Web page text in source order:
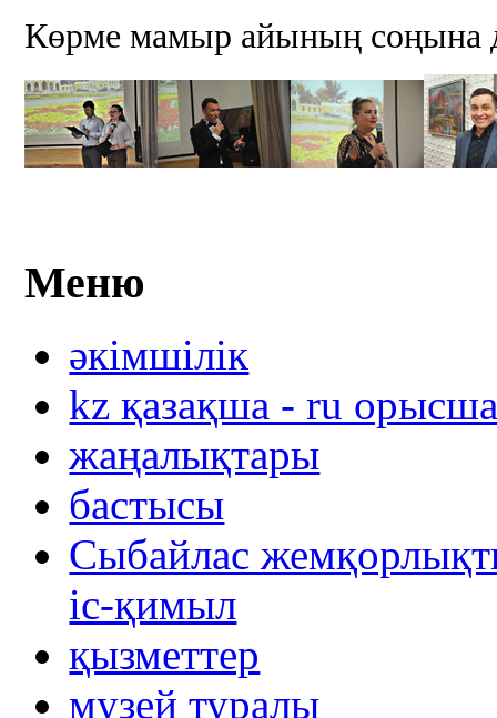
Көрме мамыр айының соңына
Меню
әкімшілік
kz қазақша - ru
жаңалықтары
бастысы
Сыбайлас
іс-қимыл
қызметтер
музей туралы